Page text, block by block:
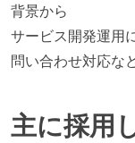
背景から
サービス開発運用
問い合わせ対応な
主に採用